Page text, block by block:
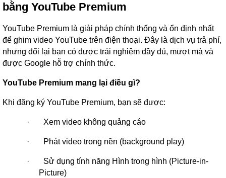
bằng YouTube Premium
YouTube Premium là giải pháp chính thống và ổn định nhất
để ghim video YouTube trên điện thoại. Đây là dịch vụ trả phí,
nhưng đổi lại bạn có được trải nghiệm đầy đủ, mượt mà và
được Google hỗ trợ chính thức.
YouTube Premium mang lại điều gì?
Khi đăng ký YouTube Premium, bạn sẽ được:
· Xem video không quảng cáo
· Phát video trong nền (background play)
·
Sử dụng tính năng Hình trong hình (Picture-in-
Picture)